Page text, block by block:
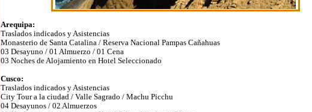
Arequipa:
Traslados indicados y Asistencias
Monasterio de Santa Catalina / Reserva Nacional Pampas Cañahuas
03 Desayuno / 01 Almuerzo / 01 Cena
03 Noches de Alojamiento en Hotel Seleccionado
Cusco:
Traslados indicados y Asistencias
City Tour a la ciudad / Valle Sagrado / Machu Picchu
04 Desayunos / 02 Almuerzos